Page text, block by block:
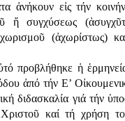
ἀνήκουν εἰς τήν
ἤ συγχύσεως
(ἀχωρίστως)
προβλήθηκε ἡ
ἀπό τήν Ε’
διδασκαλία γιά τήν
καί τή χρήση